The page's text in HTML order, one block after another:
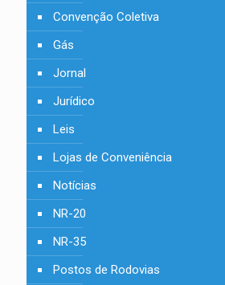
Convenção Coletiva
Gás
Jornal
Jurídico
Leis
Lojas de Conveniência
Notícias
NR-20
NR-35
Postos de Rodovias